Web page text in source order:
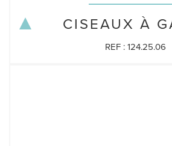
CISEAUX À
REF : 124.25.06